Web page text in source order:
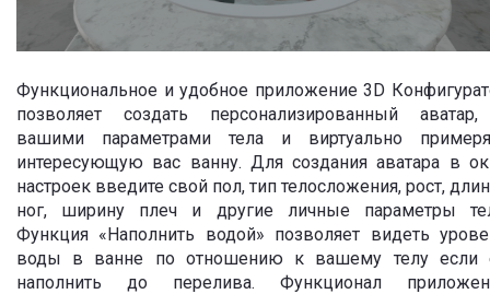
Функциональное и удобное приложение 3D
позволяет создать персонализированный
вашими параметрами тела и виртуально
интересующую вас ванну. Для создания аватара в
настроек введите свой пол, тип телосложения, рост,
ног, ширину плеч и другие личные параметры
Функция «Наполнить водой» позволяет видеть
воды в ванне по отношению к вашему телу если
наполнить до перелива. Функционал